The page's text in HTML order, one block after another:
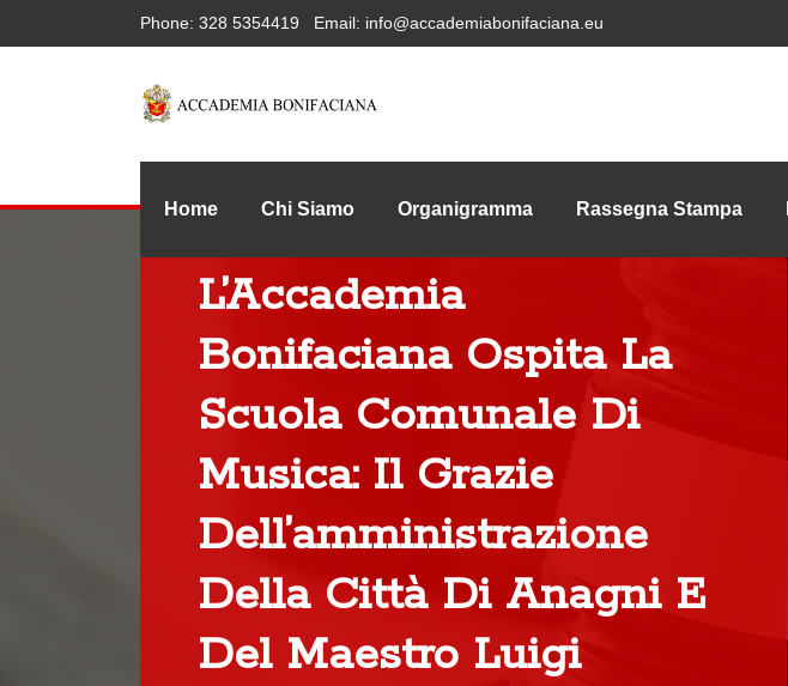
Phone: 328 5354419 Email: info@accademiabonifaciana.eu
Home Chi Siamo Organigramma Rassegna Stampa
L’Accademia
Bonifaciana Ospita La
Scuola Comunale Di
Musica: Il Grazie
Dell’amministrazione
Della Città Di Anagni E
Del Maestro Luigi